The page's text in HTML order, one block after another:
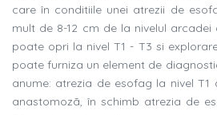
care în conditiile unei atrezii de
mult de 8-12 cm de la nivelul
poate opri la nivel T1 - T3 si
poate furniza un element de
anume: atrezia de esofag la nivel
anastomozã, în schimb atrezia de